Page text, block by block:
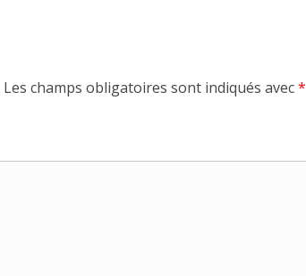
Les champs obligatoires sont indiqués avec*